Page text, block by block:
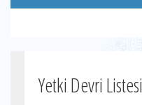
Yetki Devri Listesi